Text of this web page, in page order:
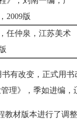
2009版
任仲泉，江苏美术
版
改变，正式用书
理》，季如进编，
材版本进行了调